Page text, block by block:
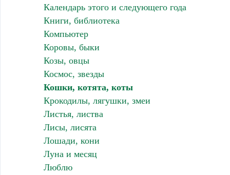
Календарь этого и следующего года
Книги, библиотека
Компьютер
Коровы, быки
Козы, овцы
Космос, звезды
Кошки, котята, коты
Крокодилы, лягушки, змеи
Листья, листва
Лисы, лисята
Лошади, кони
Луна и месяц
Люблю